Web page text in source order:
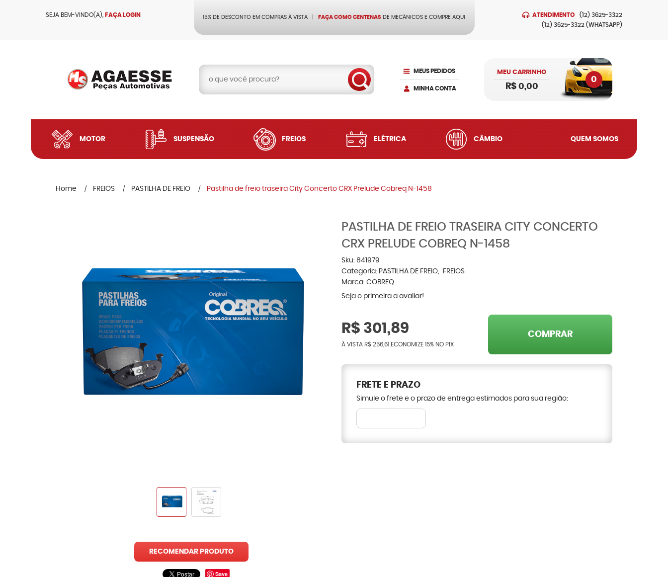
SEJA BEM-VINDO(A), FAÇA LOGIN 15% DE DESCONTO EM COMPRAS À VISTA FAÇA COMO CENTENAS DE MECÂNICOS E COMPRE AQUI ATENDIMENTO (12) 3625-3322
(12) 3625-3322 (WHATSAPP)
MEUS PEDIDOS
MINHA CONTA
MEU CARRINHO
0
R$ 0,00
MOTOR SUSPENSÃO FREIOS ELÉTRICA CÂMBIO QUEM SOMOS
Home FREIOS PASTILHA DE FREIO Pastilha de freio traseira City Concerto CRX Prelude Cobreq N-1458
RECOMENDAR PRODUTO
Save
PASTILHA DE FREIO TRASEIRA CITY CONCERTO
CRX PRELUDE COBREQ N-1458
Sku: 841979
Categoria: PASTILHA DE FREIO
FREIOS
Marca: COBREQ
Seja o primeira a avaliar!
R$ 301,89
À VISTA R$ 256,61 ECONOMIZE 15% NO PIX
COMPRAR
FRETE E PRAZO
Simule o frete e o prazo de entrega estimados para sua região: